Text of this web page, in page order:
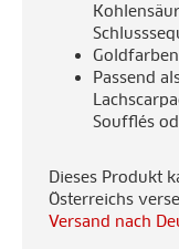
Passend
Soufflés
Dieses Produkt
Österreichs
Versand nach